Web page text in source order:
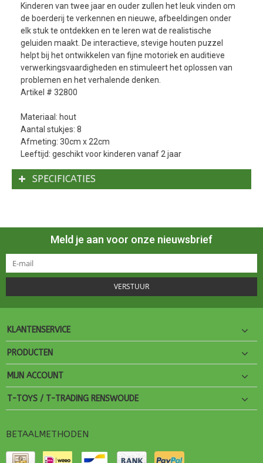
Kinderen van twee jaar en ouder zullen het leuk vinden om
de boerderij te verkennen en nieuwe, afbeeldingen onder
elk stuk te ontdekken en te leren wat de realistische
geluiden maakt. De interactieve, stevige houten puzzel
helpt bij het ontwikkelen van fijne motoriek en auditieve
verwerkingsvaardigheden en stimuleert het oplossen van
problemen en het verhalende denken.
Artikel # 32800
Materiaal: hout
Aantal stukjes: 8
Afmeting: 30cm x 22cm
Leeftijd: geschikt voor kinderen vanaf 2 jaar
SPECIFICATIES
Meld je aan voor onze nieuwsbrief
VERSTUUR
KLANTENSERVICE
PRODUCTEN
MIJN ACCOUNT
T-TOYS / T-TRADING RENSWOUDE
BETAALMETHODEN